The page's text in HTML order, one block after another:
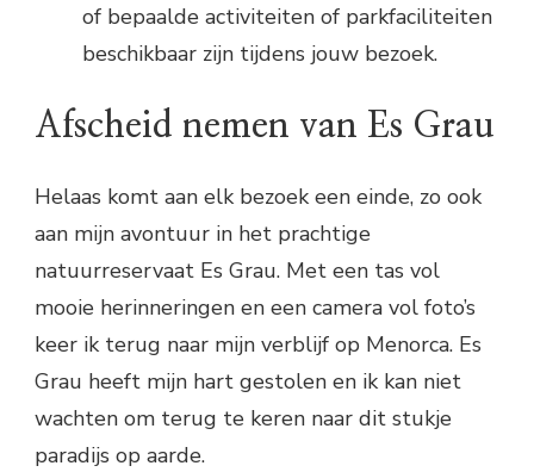
of bepaalde activiteiten of parkfaciliteiten
beschikbaar zijn tijdens jouw bezoek.
Afscheid nemen van Es Grau
Helaas komt aan elk bezoek een einde, zo ook
aan mijn avontuur in het prachtige
natuurreservaat Es Grau. Met een tas vol
mooie herinneringen en een camera vol foto’s
keer ik terug naar mijn verblijf op Menorca. Es
Grau heeft mijn hart gestolen en ik kan niet
wachten om terug te keren naar dit stukje
paradijs op aarde.